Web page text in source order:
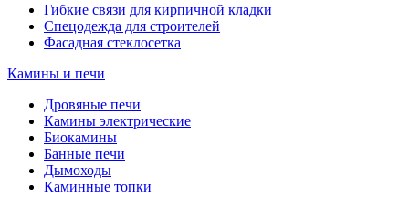
Гибкие связи для кирпичной кладки
Спецодежда для строителей
Фасадная стеклосетка
Камины и печи
Дровяные печи
Камины электрические
Биокамины
Банные печи
Дымоходы
Каминные топки